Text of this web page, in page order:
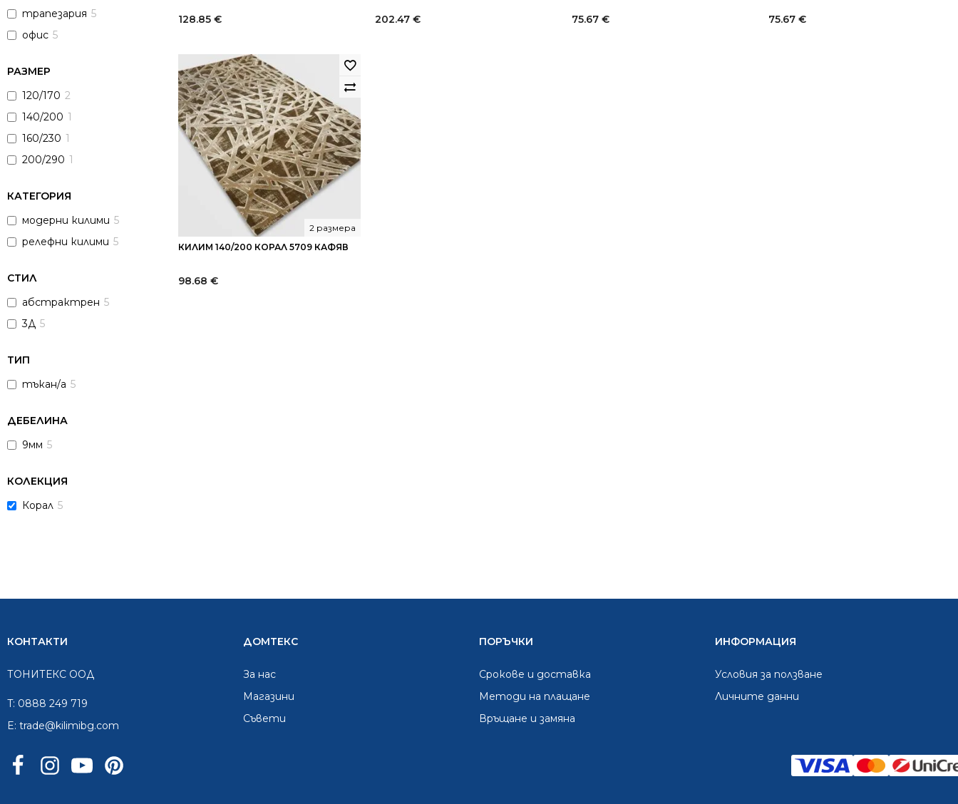
трапезария 5
офис 5
РАЗМЕР
120/170 2
140/200 1
160/230 1
200/290 1
КАТЕГОРИЯ
модерни килими 5
релефни килими 5
СТИЛ
абстрактрен 5
3Д 5
ТИП
тъкан/а 5
ДЕБЕЛИНА
9мм 5
КОЛЕКЦИЯ
Корал 5
128.85 € 202.47 € 75.67 € 75.67 €
КИЛИМ 140/200 КОРАЛ 5709 КАФЯВ
2 размера
98.68 €
КОНТАКТИ
ТОНИТЕКС ООД
T: 0888 249 719
E: trade@kilimibg.com
ДОМТЕКС
За нас
Mагазини
Съвети
ПОРЪЧКИ
Срокове и доставка
Методи на плащане
Връщане и замяна
ИНФОРМАЦИЯ
Условия за ползване
Личните данни